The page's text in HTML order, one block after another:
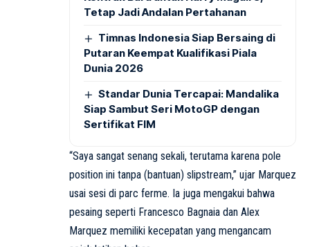
Tetap Jadi Andalan Pertahanan
Timnas Indonesia Siap Bersaing di
Putaran Keempat Kualifikasi Piala
Dunia 2026
Standar Dunia Tercapai: Mandalika
Siap Sambut Seri MotoGP dengan
Sertifikat FIM
“Saya sangat senang sekali, terutama karena pole
position ini tanpa (bantuan) slipstream,” ujar Marquez
usai sesi di parc ferme. Ia juga mengakui bahwa
pesaing seperti Francesco Bagnaia dan Alex
Marquez memiliki kecepatan yang mengancam